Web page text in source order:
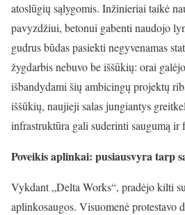
atoslūgių sąlygomis. Inžinieriai taikė
pavyzdžiui, betonui gabenti naudojo
gudrus būdas pasiekti negyvenamas
žygdarbis nebuvo be iššūkių: orai
išbandydami šių ambicingų projektų
iššūkių, naujieji salas jungiantys
infrastruktūra gali suderinti saugumą ir
Poveikis aplinkai: pusiausvyra tarp
Vykdant „Delta Works“, pradėjo kilti
aplinkosaugos. Visuomenė protestavo